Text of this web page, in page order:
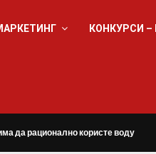
КОНКУРСИ
да рационално користе воду